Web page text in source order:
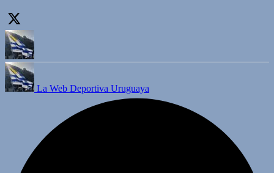
La Web Deportiva Uruguaya